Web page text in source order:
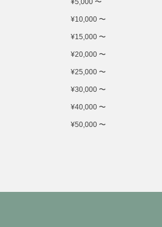
¥5,000 〜
¥10,000 〜
¥15,000 〜
¥20,000 〜
¥25,000 〜
¥30,000 〜
¥40,000 〜
¥50,000 〜